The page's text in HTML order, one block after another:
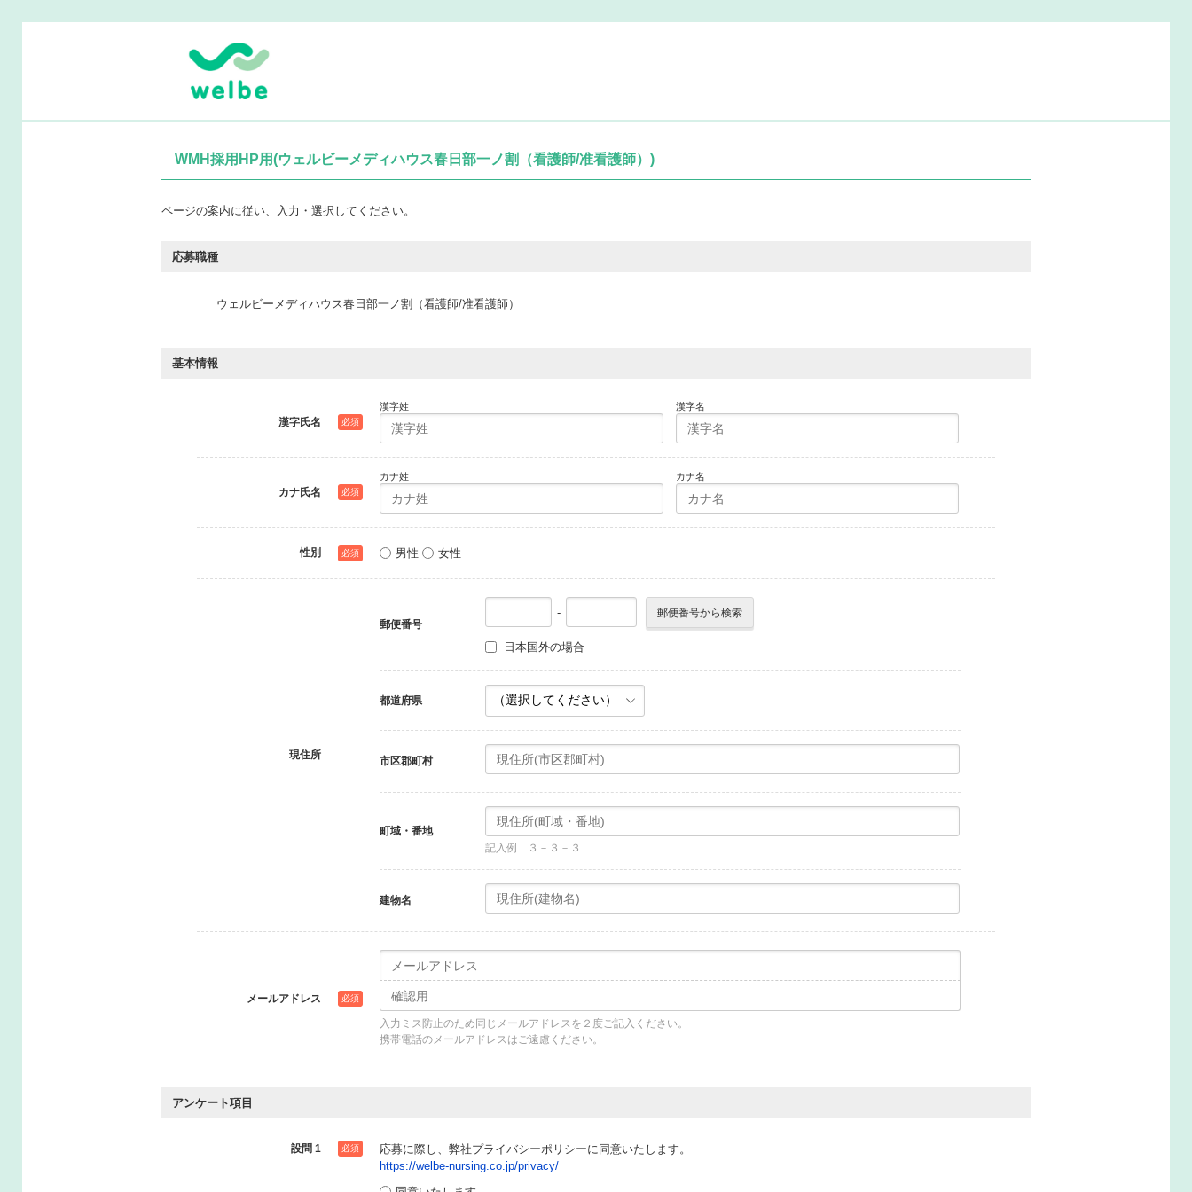
WMH採用HP用(ウェルビーメディハウス春日部一ノ割（看護師/准看護師）)
ページの案内に従い、入力・選択してください。
応募職種
ウェルビーメディハウス春日部一ノ割（看護師/准看護師）
基本情報
漢字氏名 必須
漢字姓 漢字名
カナ氏名 必須
カナ姓 カナ名
性別 必須 男性 女性
現住所
郵便番号
-
日本国外の場合
都道府県
市区郡町村
町域・番地
記入例 ３－３－３
建物名
メールアドレス 必須
入力ミス防止のため同じメールアドレスを２度ご記入ください。
携帯電話のメールアドレスはご遠慮ください。
アンケート項目
設問 1 必須
応募に際し、弊社プライバシーポリシーに同意いたします。
https://welbe-nursing.co.jp/privacy/